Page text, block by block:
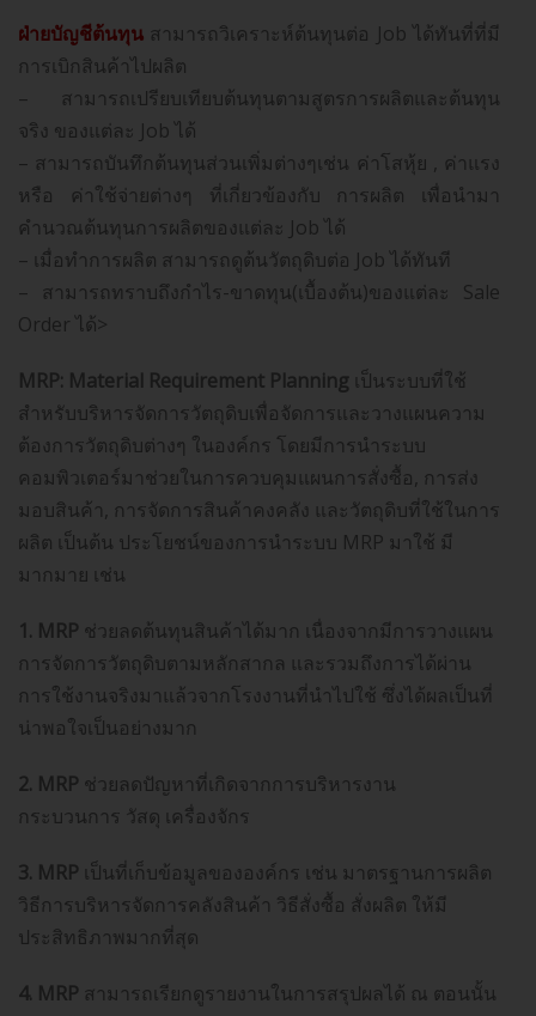
ฝ่ายบัญชีต้นทุน สามารถวิเคราะห์ต้นทุนต่อ Job ได้ทันที่ที่มี
การเบิกสินค้าไปผลิต
– สามารถเปรียบเทียบต้นทุนตามสูตรการผลิตและต้นทุน
จริง ของแต่ละ Job ได้
– สามารถบันทึกต้นทุนส่วนเพิ่มต่างๆเช่น ค่าโสหุ้ย , ค่าแรง
หรือ ค่าใช้จ่ายต่างๆ ที่เกี่ยวข้องกับ การผลิต เพื่อนำมา
คำนวณต้นทุนการผลิตของแต่ละ Job ได้
– เมื่อทำการผลิต สามารถดูต้นวัตถุดิบต่อ Job ได้ทันที
– สามารถทราบถึงกำไร-ขาดทุน(เบื้องต้น)ของแต่ละ Sale
Order ได้>
MRP: Material Requirement Planning เป็นระบบที่ใช้
สำหรับบริหารจัดการวัตถุดิบเพื่อจัดการและวางแผนความ
ต้องการวัตถุดิบต่างๆ ในองค์กร โดยมีการนำระบบ
คอมพิวเตอร์มาช่วยในการควบคุมแผนการสั่งซื้อ, การส่ง
มอบสินค้า, การจัดการสินค้าคงคลัง และวัตถุดิบที่ใช้ในการ
ผลิต เป็นต้น ประโยชน์ของการนำระบบ MRP มาใช้ มี
มากมาย เช่น
1. MRP ช่วยลดต้นทุนสินค้าได้มาก เนื่องจากมีการวางแผน
การจัดการวัตถุดิบตามหลักสากล และรวมถึงการได้ผ่าน
การใช้งานจริงมาแล้วจากโรงงานที่นำไปใช้ ซึ่งได้ผลเป็นที่
น่าพอใจเป็นอย่างมาก
2. MRP ช่วยลดปัญหาที่เกิดจากการบริหารงาน
กระบวนการ วัสดุ เครื่องจักร
3. MRP เป็นที่เก็บข้อมูลขององค์กร เช่น มาตรฐานการผลิต
วิธีการบริหารจัดการคลังสินค้า วิธีสั่งซื้อ สั่งผลิต ให้มี
ประสิทธิภาพมากที่สุด
4. MRP สามารถเรียกดูรายงานในการสรุปผลได้ ณ ตอนนั้น